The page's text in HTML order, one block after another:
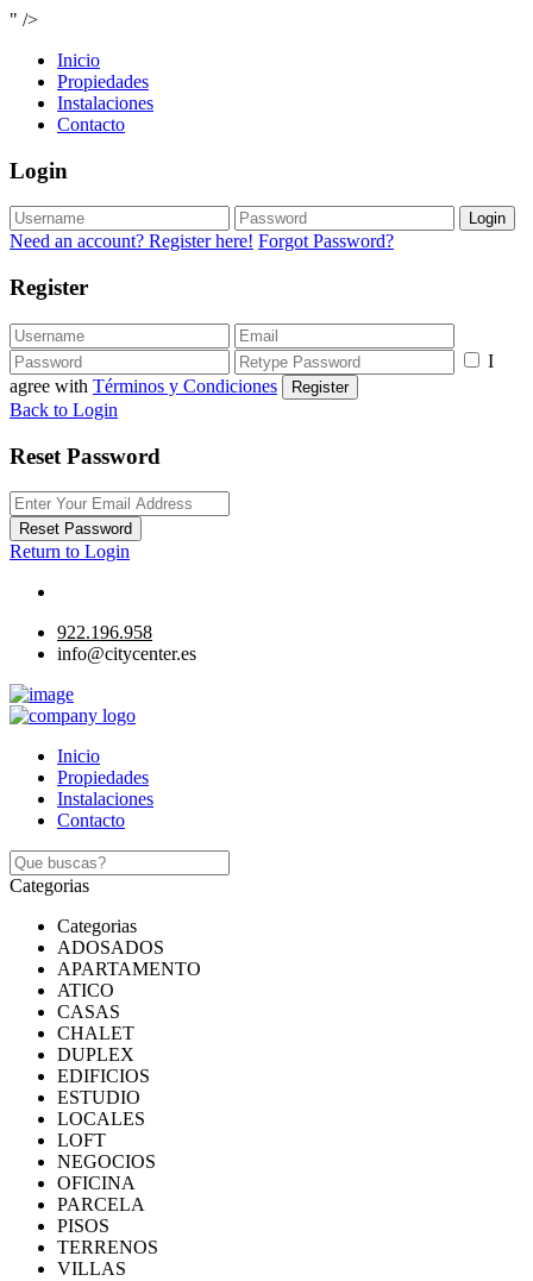
" />
Inicio
Propiedades
Instalaciones
Contacto
Login
Login
Need an account? Register here! Forgot Password?
Register
I
agree with Términos y Condiciones Register
Back to Login
Reset Password
Reset Password
Return to Login
922.196.958
info@citycenter.es
Inicio
Propiedades
Instalaciones
Contacto
Categorias
Categorias
ADOSADOS
APARTAMENTO
ATICO
CASAS
CHALET
DUPLEX
EDIFICIOS
ESTUDIO
LOCALES
LOFT
NEGOCIOS
OFICINA
PARCELA
PISOS
TERRENOS
VILLAS